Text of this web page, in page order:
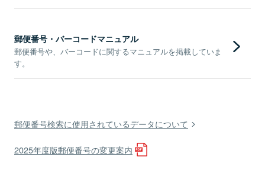
郵便番号・バーコードマニュアル
郵便番号や、バーコードに関するマニュアルを掲載していま
す。
郵便番号検索に使用されているデータについて
2025年度版郵便番号の変更案内